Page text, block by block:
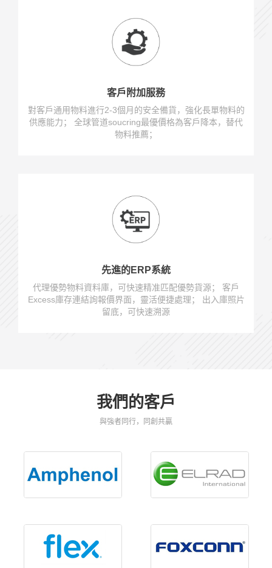
客戶附加服務
對客戶通用物料進行2-3個月的安全備貨，強化長單物料的
供應能力； 全球管道soucring最優價格為客戶降本，替代
物料推薦；
先進的ERP系統
代理優勢物料資料庫，可快速精准匹配優勢貨源； 客戶
Excess庫存連結詢報價界面，靈活便捷處理； 出入庫照片
留底，可快速溯源
我們的客戶
與強者同行，同創共贏